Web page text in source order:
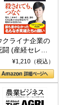
クライナ企業の
闘 (産経セレク
S 039)
¥1,210（税込）